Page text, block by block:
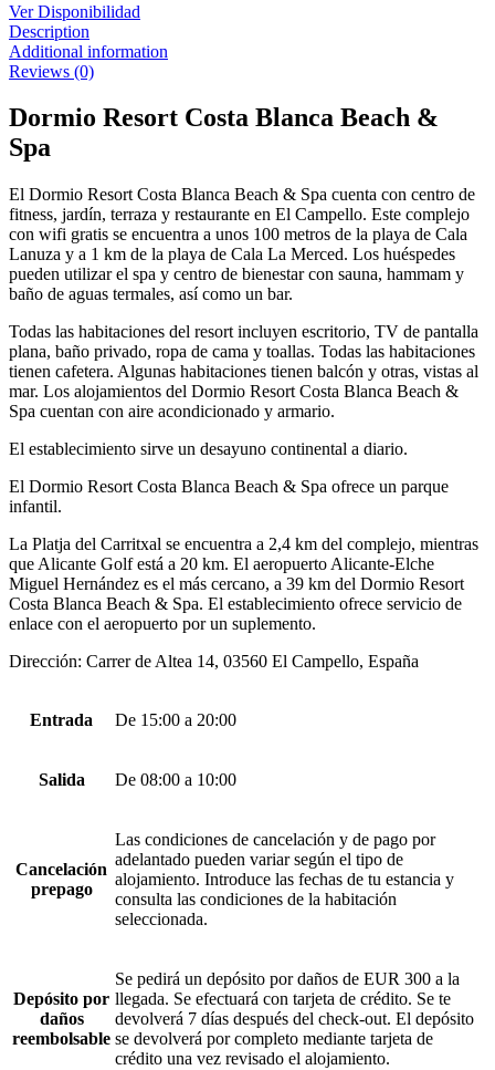
Ver Disponibilidad
Description
Additional information
Reviews (0)
Dormio Resort Costa Blanca Beach &
Spa
El Dormio Resort Costa Blanca Beach & Spa cuenta con centro de
fitness, jardín, terraza y restaurante en El Campello. Este complejo
con wifi gratis se encuentra a unos 100 metros de la playa de Cala
Lanuza y a 1 km de la playa de Cala La Merced. Los huéspedes
pueden utilizar el spa y centro de bienestar con sauna, hammam y
baño de aguas termales, así como un bar.
Todas las habitaciones del resort incluyen escritorio, TV de pantalla
plana, baño privado, ropa de cama y toallas. Todas las habitaciones
tienen cafetera. Algunas habitaciones tienen balcón y otras, vistas al
mar. Los alojamientos del Dormio Resort Costa Blanca Beach &
Spa cuentan con aire acondicionado y armario.
El establecimiento sirve un desayuno continental a diario.
El Dormio Resort Costa Blanca Beach & Spa ofrece un parque
infantil.
La Platja del Carritxal se encuentra a 2,4 km del complejo, mientras
que Alicante Golf está a 20 km. El aeropuerto Alicante-Elche
Miguel Hernández es el más cercano, a 39 km del Dormio Resort
Costa Blanca Beach & Spa. El establecimiento ofrece servicio de
enlace con el aeropuerto por un suplemento.
Dirección: Carrer de Altea 14, 03560 El Campello, España
Entrada De 15:00 a 20:00
Salida De 08:00 a 10:00
Cancelación
prepago
Las condiciones de cancelación y de pago por
adelantado pueden variar según el tipo de
alojamiento. Introduce las fechas de tu estancia y
consulta las condiciones de la habitación
seleccionada.
Depósito por
daños
reembolsable
Se pedirá un depósito por daños de EUR 300 a la
llegada. Se efectuará con tarjeta de crédito. Se te
devolverá 7 días después del check-out. El depósito
se devolverá por completo mediante tarjeta de
crédito una vez revisado el alojamiento.